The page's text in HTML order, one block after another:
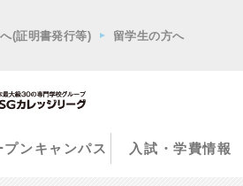
(証明書発行等) 留学生の方へ
プンキャンパス 入試・学費情報